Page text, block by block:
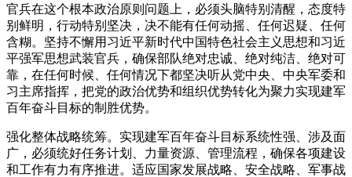
官兵在这个根本政治原则问题上，必须头脑特别清醒，态度特
别鲜明，行动特别坚决，决不能有任何动摇、任何迟疑、任何
含糊。坚持不懈用习近平新时代中国特色社会主义思想和习近
平强军思想武装官兵，确保部队绝对忠诚、绝对纯洁、绝对可
靠，在任何时候、任何情况下都坚决听从党中央、中央军委和
习主席指挥，把党的政治优势和组织优势转化为聚力实现建军
百年奋斗目标的制胜优势。
强化整体战略统筹。实现建军百年奋斗目标系统性强、涉及面
广，必须统好任务计划、力量资源、管理流程，确保各项建设
和工作有力有序推进。适应国家发展战略、安全战略、军事战